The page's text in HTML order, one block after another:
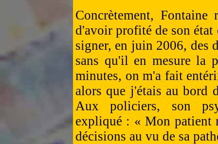
Concrètement, Fontaine
d'avoir profité de son
signer, en juin 2006, des
sans qu'il en mesure la
minutes, on m'a fait
alors que j'étais au bord
Aux policiers, son
expliqué : « Mon patient
décisions au vu de sa